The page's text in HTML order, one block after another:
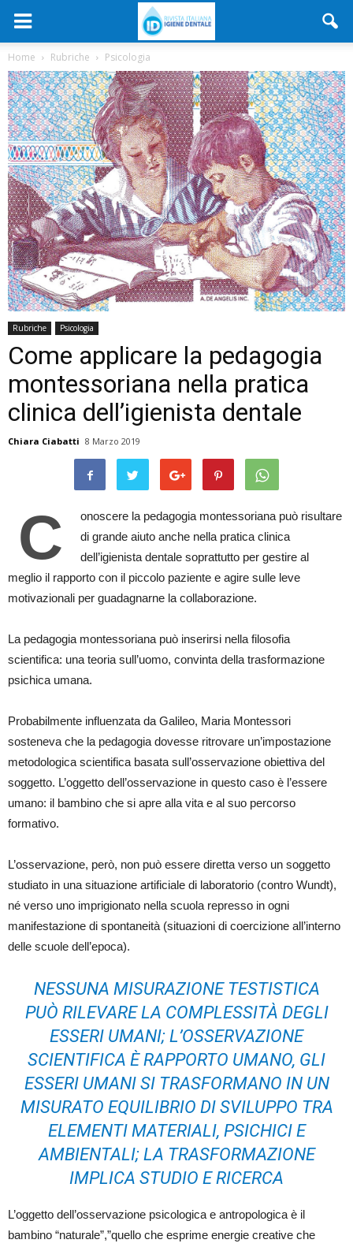
Home Rubriche Psicologia
Rubriche Psicologia
Come applicare la pedagogia
montessoriana nella pratica
clinica dell’igienista dentale
Chiara Ciabatti 8 Marzo 2019
C
onoscere la pedagogia montessoriana può risultare
di grande aiuto anche nella pratica clinica
dell’igienista dentale soprattutto per gestire al
meglio il rapporto con il piccolo paziente e agire sulle leve
motivazionali per guadagnarne la collaborazione.
La pedagogia montessoriana può inserirsi nella filosofia
scientifica: una teoria sull’uomo, convinta della trasformazione
psichica umana.
Probabilmente influenzata da Galileo, Maria Montessori
sosteneva che la pedagogia dovesse ritrovare un’impostazione
metodologica scientifica basata sull’osservazione obiettiva del
soggetto. L’oggetto dell’osservazione in questo caso è l’essere
umano: il bambino che si apre alla vita e al suo percorso
formativo.
L’osservazione, però, non può essere diretta verso un soggetto
studiato in una situazione artificiale di laboratorio (contro Wundt),
né verso uno imprigionato nella scuola represso in ogni
manifestazione di spontaneità (situazioni di coercizione all’interno
delle scuole dell’epoca).
NESSUNA MISURAZIONE TESTISTICA
PUÒ RILEVARE LA COMPLESSITÀ DEGLI
ESSERI UMANI; L’OSSERVAZIONE
SCIENTIFICA È RAPPORTO UMANO, GLI
ESSERI UMANI SI TRASFORMANO IN UN
MISURATO EQUILIBRIO DI SVILUPPO TRA
ELEMENTI MATERIALI, PSICHICI E
AMBIENTALI; LA TRASFORMAZIONE
IMPLICA STUDIO E RICERCA
L’oggetto dell’osservazione psicologica e antropologica è il
bambino “naturale”,”quello che esprime energie creative che